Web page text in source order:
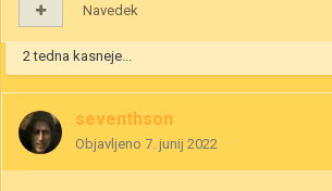
Navedek
2 tedna kasneje...
seventhson
Objavljeno 7. junij 2022